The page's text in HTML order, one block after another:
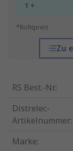
1 +
*Richtpreis
Zu
RS Best.-Nr.:
Distrelec-
Artikelnummer:
Marke: